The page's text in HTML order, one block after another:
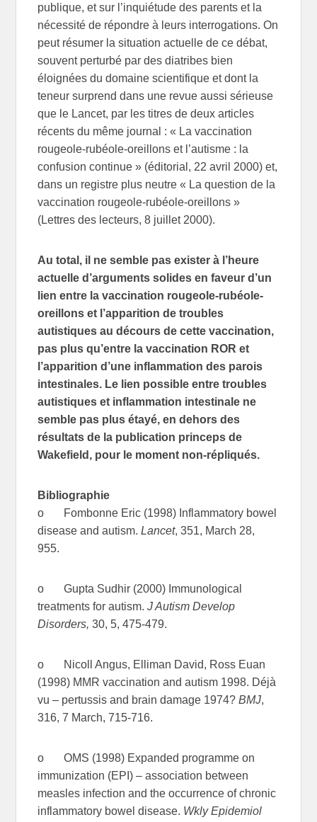
publique, et sur l’inquiétude des parents et la
nécessité de répondre à leurs interrogations. On
peut résumer la situation actuelle de ce débat,
souvent perturbé par des diatribes bien
éloignées du domaine scientifique et dont la
teneur surprend dans une revue aussi sérieuse
que le Lancet, par les titres de deux articles
récents du même journal : « La vaccination
rougeole-rubéole-oreillons et l’autisme : la
confusion continue » (éditorial, 22 avril 2000) et,
dans un registre plus neutre « La question de la
vaccination rougeole-rubéole-oreillons »
(Lettres des lecteurs, 8 juillet 2000).
Au total, il ne semble pas exister à l’heure
actuelle d’arguments solides en faveur d’un
lien entre la vaccination rougeole-rubéole-
oreillons et l’apparition de troubles
autistiques au décours de cette vaccination,
pas plus qu’entre la vaccination ROR et
l’apparition d’une inflammation des parois
intestinales. Le lien possible entre troubles
autistiques et inflammation intestinale ne
semble pas plus étayé, en dehors des
résultats de la publication princeps de
Wakefield, pour le moment non-répliqués.
Bibliographie
o Fombonne Eric (1998) Inflammatory bowel
disease and autism.Lancet, 351, March 28,
955.
o Gupta Sudhir (2000) Immunological
treatments for autism.J Autism Develop
Disorders,30, 5, 475-479.
o Nicoll Angus, Elliman David, Ross Euan
(1998) MMR vaccination and autism 1998. Déjà
vu – pertussis and brain damage 1974?BMJ,
316, 7 March, 715-716.
o OMS (1998) Expanded programme on
immunization (EPI) – association between
measles infection and the occurrence of chronic
inflammatory bowel disease. Wkly Epidemiol